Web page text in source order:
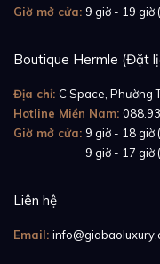
Mặt số trắng xà cừ
tiết bướm trang trí
của những người
lựa chọn cho mình
quyến rũ để tôn lên
Giờ mở cửa: 9 giờ - 19 giờ
Boutique Hermle (Đặt
Địa chỉ: C Space, Phường
Hotline Miền Nam:
Giờ mở cửa: 9 giờ - 18 giờ
9 giờ - 17 giờ
Liên hệ
Email: